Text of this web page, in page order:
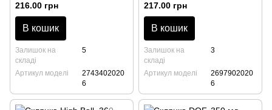
216.00 грн
В кошик
Залишок на
складі
5
Артикул моделі
2743402020
6
217.00 грн
В кошик
Залишок на
складі
3
Артикул моделі
2697902020
6